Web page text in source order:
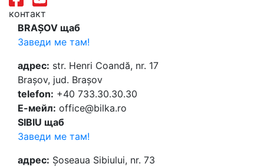
контакт
BRAȘOV щаб
Заведи ме там!
адрес: str. Henri Coandă, nr. 17
Brașov, jud. Brașov
telefon: +40 733.30.30.30
Е-мейл: office@bilka.ro
SIBIU щаб
Заведи ме там!
адрес: Șoseaua Sibiului, nr. 73